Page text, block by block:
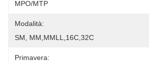
MPO/MTP
Modalità:
SM, MM,MMLL,16C,32C
Primavera: